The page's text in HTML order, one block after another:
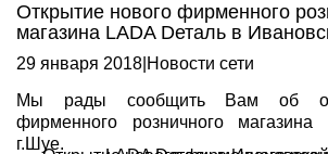
Открытие нового фирменного
магазина LADA Dеталь в
29 января 2018 Новости сети
Мы рады сообщить Вам об
фирменного розничного
г.Шуе.